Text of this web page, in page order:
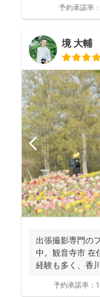
予約承諾率：
境 大輔
出張撮影専門の
中。観音寺市 在
経験も多く、香
予約承諾率：